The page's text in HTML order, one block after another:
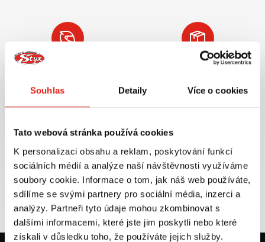
Souhlas Detaily Více o cookies
Tato webová stránka používá cookies
K personalizaci obsahu a reklam, poskytování funkcí
sociálních médií a analýze naší návštěvnosti využíváme
soubory cookie. Informace o tom, jak náš web používáte,
sdílíme se svými partnery pro sociální média, inzerci a
analýzy. Partneři tyto údaje mohou zkombinovat s
dalšími informacemi, které jste jim poskytli nebo které
získali v důsledku toho, že používáte jejich služby.
odběru
VÍCE INFO
Doprava ZDARMA pro
rámci ČR
VÍCE INFO
Zboží SKLADEM
expedujeme do 24 hod.
VÍCE INFO
Výměna velikosti ZDARMA
do 30 dnů
VÍCE INFO